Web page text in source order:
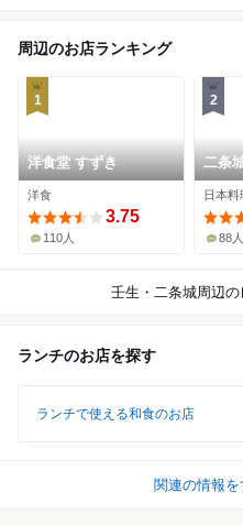
周辺のお店ランキング
1
洋食堂 すずき
洋食
3.75
110人
2
二条
日本料
88人
壬生・二条城周辺の
ランチのお店を探す
ランチで使える和食のお店
関連の情報